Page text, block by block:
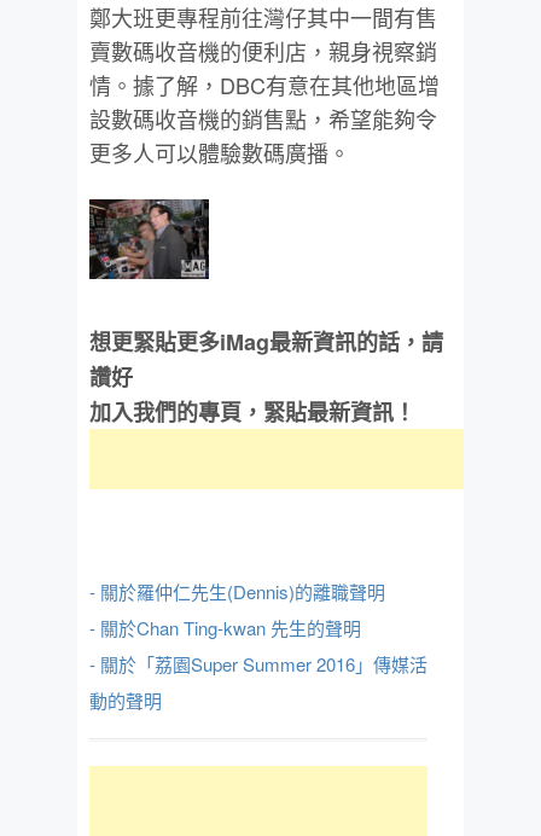
鄭大班更專程前往灣仔其中一間有售
賣數碼收音機的便利店，親身視察銷
情。據了解，DBC有意在其他地區增
設數碼收音機的銷售點，希望能夠令
更多人可以體驗數碼廣播。
想更緊貼更多iMag最新資訊的話，請
讚好
加入我們的專頁，緊貼最新資訊！
- 關於羅仲仁先生(Dennis)的離職聲明
- 關於Chan Ting-kwan 先生的聲明
- 關於「荔園Super Summer 2016」傳媒活
動的聲明